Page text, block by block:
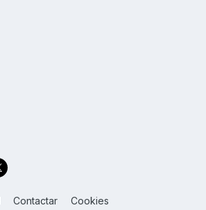
Contactar Cookies